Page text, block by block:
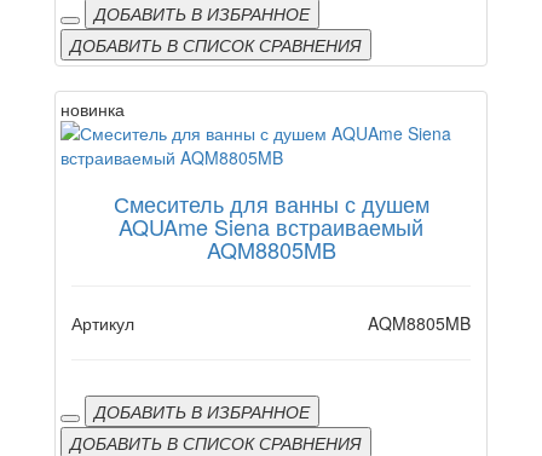
ДОБАВИТЬ В ИЗБРАННОЕ
ДОБАВИТЬ В СПИСОК СРАВНЕНИЯ
новинка
Смеситель для ванны с душем
AQUAme Siena встраиваемый
AQM8805MB
Артикул AQM8805MB
ДОБАВИТЬ В ИЗБРАННОЕ
ДОБАВИТЬ В СПИСОК СРАВНЕНИЯ